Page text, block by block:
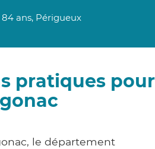
84 ans, Périgueux
pratiques pour
le département